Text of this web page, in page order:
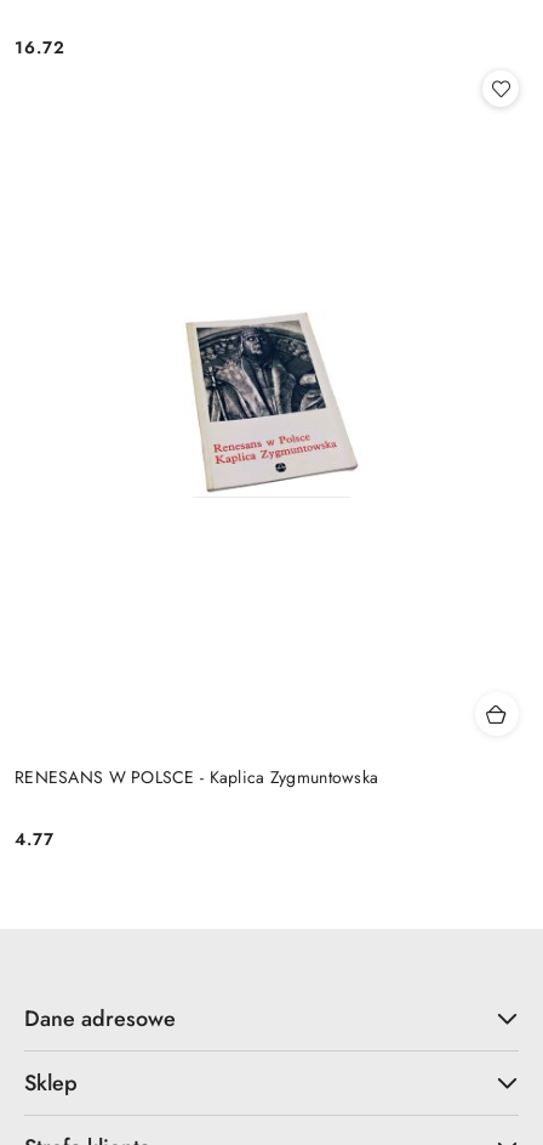
Cena:
16.72
RENESANS W POLSCE - Kaplica Zygmuntowska
Cena:
4.77
Dane adresowe
Sklep